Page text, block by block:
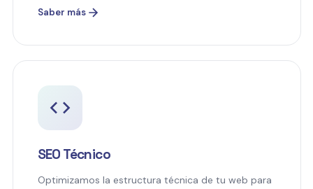
Saber más
SEO Técnico
Optimizamos la estructura técnica de tu web para